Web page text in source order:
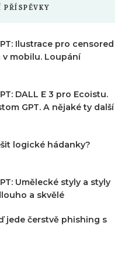
PŘÍSPĚVKY
Ilustrace pro censored
v mobilu. Loupání
DALL E 3 pro Ecoistu.
GPT. A nějaké ty další
logické hádanky?
Umělecké styly a styly
a skvělé
jede čerstvě phishing s